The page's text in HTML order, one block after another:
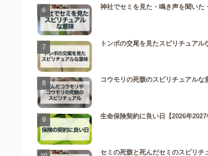
神社でセミを見た・鳴き声を聞い
トンボの交尾を見たスピリチュア
コウモリの死骸のスピリチュアル
生命保険契約に良い日【2026年
セミの死骸と死んだセミのスピリ